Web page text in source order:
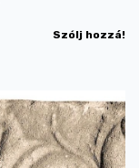
Szólj hozzá!